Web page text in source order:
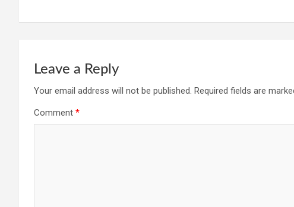
k
p
Leave a Reply
Your email address will not be published. Required fields are
Comment *